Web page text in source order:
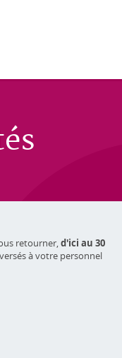
retourner,d'ici au 30
à votre personnel